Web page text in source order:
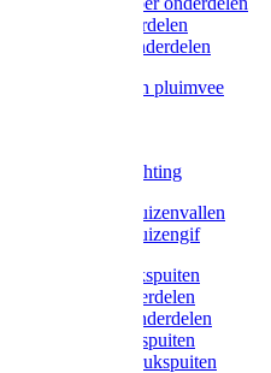
Oster onderdelen
TailWell onderdelen
Voerbakken pluimvee
LED verlichting
Ratten / Muizenvallen
Ratten / Muizengif
Gloria drukspuiten
Gloria onderdelen
Gardena onderdelen
Dario drukspuiten
Gardena drukspuiten